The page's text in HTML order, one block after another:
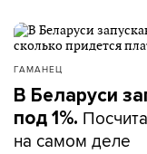
ГАМАНЕЦ
В Беларуси
под 1%.
на самом деле